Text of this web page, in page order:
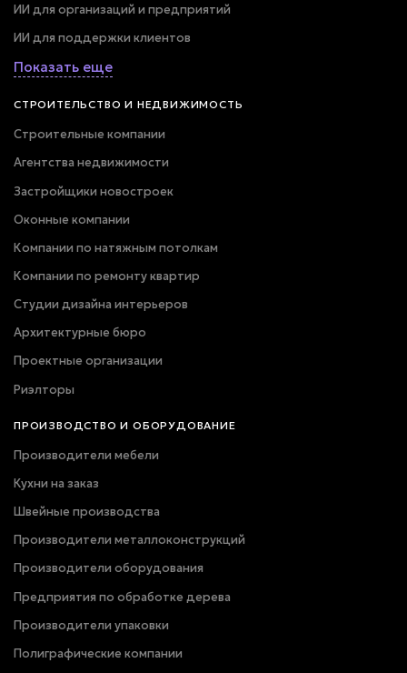
ИИ для организаций и предприятий
ИИ для поддержки клиентов
Показать еще
СТРОИТЕЛЬСТВО И НЕДВИЖИМОСТЬ
Строительные компании
Агентства недвижимости
Застройщики новостроек
Оконные компании
Компании по натяжным потолкам
Компании по ремонту квартир
Студии дизайна интерьеров
Архитектурные бюро
Проектные организации
Риэлторы
ПРОИЗВОДСТВО И ОБОРУДОВАНИЕ
Производители мебели
Кухни на заказ
Швейные производства
Производители металлоконструкций
Производители оборудования
Предприятия по обработке дерева
Производители упаковки
Полиграфические компании